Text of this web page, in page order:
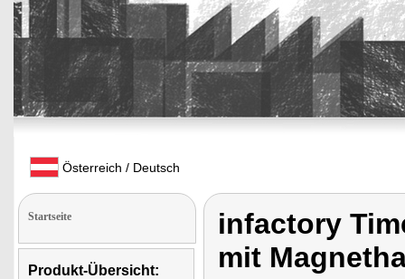
Österreich / Deutsch
Startseite
Produkt-Übersicht:
infactory
mit